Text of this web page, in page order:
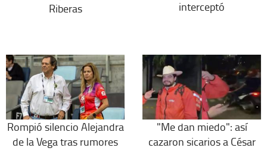
Riberas
interceptó
Rompió silencio Alejandra
de la Vega tras rumores
"Me dan miedo": así
cazaron sicarios a César